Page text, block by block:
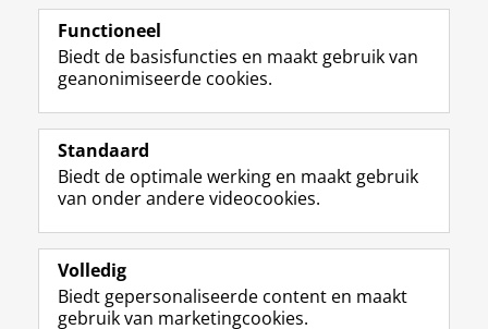
Volg de RUG
F
a
e
b
o
p
a
L
i
k
e
I
-
p
R
S
-
f
e
R
I
n
t
r
m
Y
o
T
e
k
Studiekiezers
Alumni
Over ons
Functioneel
Biedt de basisfuncties en maakt gebruik van
geanonimiseerde cookies.
Standaard
Biedt de optimale werking en maakt gebruik
van onder andere videocookies.
Volledig
Biedt gepersonaliseerde content en maakt
gebruik van marketingcookies.